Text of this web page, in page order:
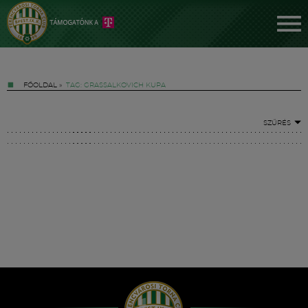
FŐOLDAL » TAG: GRASSALKOVICH KUPA
SZŰRÉS
Hírek